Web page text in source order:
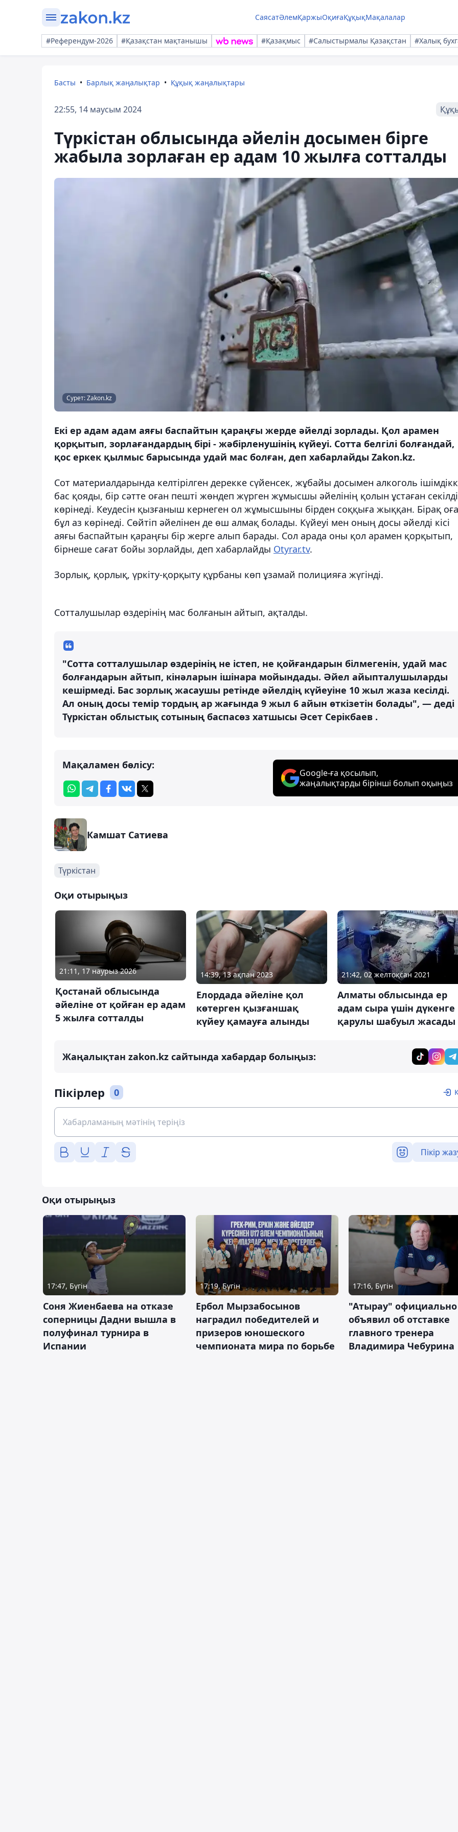
СаясатӘлемҚаржыОқиғаҚұқықМақалалар
#Референдум-2026 #Қазақстан мақтанышы #Қазақмыс #Салыстырмалы Қазақстан #Халық
Басты Барлық жаңалықтар Құқық жаңалықтары
22:55, 14 маусым 2024
Түркістан облысында әйелін досымен бірге
жабыла зорлаған ер адам 10 жылға сотталды
Сурет: Zakon.kz
Екі ер адам адам аяғы баспайтын қараңғы жерде әйелді зорлады. Қол арамен
қорқытып, зорлағандардың бірі - жәбірленушінің күйеуі. Сотта белгілі болғандай,
қос еркек қылмыс барысында удай мас болған, деп хабарлайды Zakon.kz.
Сот материалдарында келтірілген дерекке сүйенсек, жұбайы досымен алкоголь
бас қояды, бір сәтте оған пешті жөндеп жүрген жұмысшы әйелінің қолын ұстаған секілді
көрінеді. Кеудесін қызғаныш кернеген ол жұмысшыны бірден соққыға жыққан. Бірақ
бұл аз көрінеді. Сөйтіп әйелінен де өш алмақ болады. Күйеуі мен оның досы әйелді кісі
аяғы баспайтын қараңғы бір жерге алып барады. Сол арада оны қол арамен қорқытып,
бірнеше сағат бойы зорлайды, деп хабарлайды Otyrar.tv.
Зорлық, қорлық, үркіту-қорқыту құрбаны көп ұзамай полицияға жүгінді.
Сотталушылар өздерінің мас болғанын айтып, ақталды.
"Сотта сотталушылар өздерінің не істеп, не қойғандарын білмегенін, удай мас
болғандарын айтып, кінәларын ішінара мойындады. Әйел айыпталушыларды
кешірмеді. Бас зорлық жасаушы ретінде әйелдің күйеуіне 10 жыл жаза кесілді.
Ал оның досы темір тордың ар жағында 9 жыл 6 айын өткізетін болады", — деді
Түркістан облыстық сотының баспасөз хатшысы Әсет Серікбаев .
Мақаламен бөлісу:
Google-ға қосылып,
жаңалықтарды бірінші болып оқыңыз
Камшат Сатиева
Түркістан
Оқи отырыңыз
21:11, 17 наурыз 2026
Қостанай облысында
әйеліне от қойған ер адам
5 жылға сотталды
14:39, 13 ақпан 2023
Елордада әйеліне қол
көтерген қызғаншақ
күйеу қамауға алынды
21:42, 02 желтоқсан 2021
Алматы облысында ер
адам сыра үшін дүкенге
қарулы шабуыл жасады
Жаңалықтан zakon.kz сайтында хабардар болыңыз:
Пікірлер 0
Пікір
Оқи отырыңыз
17:47, Бүгін
Соня Жиенбаева на отказе
соперницы Дадни вышла в
полуфинал турнира в
Испании
17:19, Бүгін
Ербол Мырзабосынов
наградил победителей и
призеров юношеского
чемпионата мира по борьбе
17:16, Бүгін
"Атырау" официально
объявил об отставке
главного тренера
Владимира Чебурина